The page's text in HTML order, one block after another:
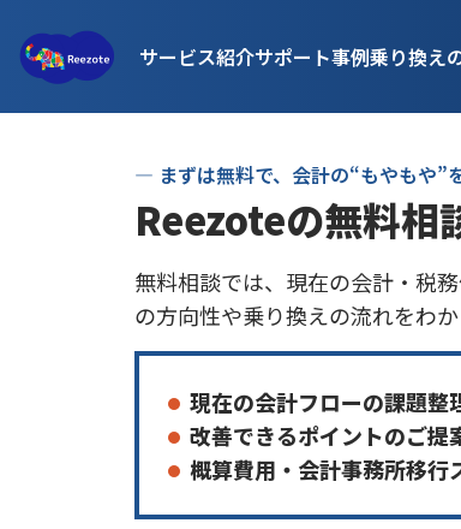
サービス紹介サポート事例乗り換え
― まずは無料で、会計の“もやもや”
Reezoteの無料相
無料相談では、現在の会計・税
の方向性や乗り換えの流れをわか
現在の会計フローの課題整
改善できるポイントのご提
概算費用・会計事務所移行